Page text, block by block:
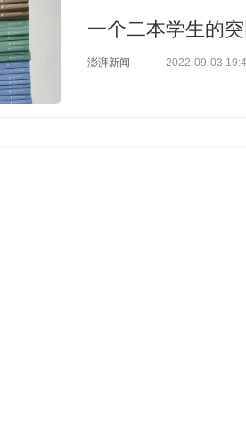
一个二本学生的
澎湃新闻 2022-09-03